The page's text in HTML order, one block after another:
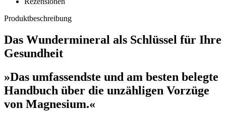
Produktbeschreibung
Das Wundermineral als Schlüssel für Ihre
Gesundheit
»Das umfassendste und am besten belegte
Handbuch über die unzähligen Vorzüge
von Magnesium.«